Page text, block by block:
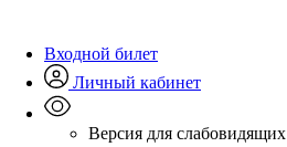
Входной билет
Личный кабинет
Версия для слабовидящих